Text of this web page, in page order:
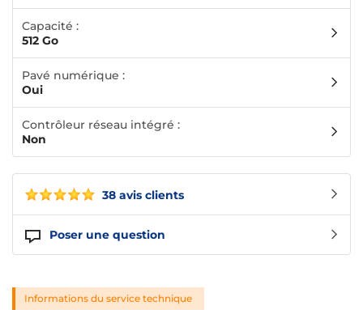
38 avis clients
Poser une question
Capacité :
512 Go
Pavé numérique :
Oui
Contrôleur réseau intégré :
Non
Informations du service technique